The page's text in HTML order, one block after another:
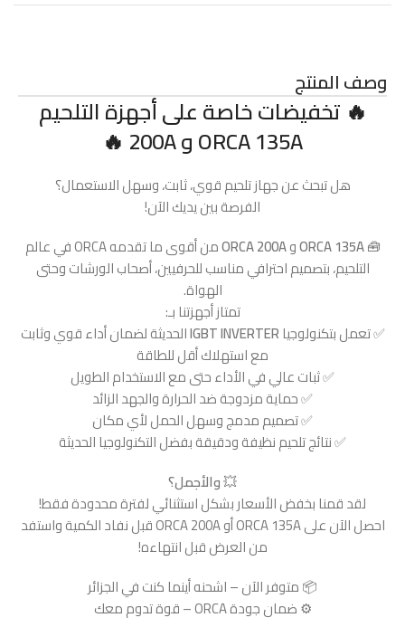
وصف المنتج
🔥 تخفيضات خاصة على أجهزة التلحيم
ORCA 135A و 200A 🔥
هل تبحث عن جهاز تلحيم قوي، ثابت، وسهل الاستعمال؟
الفرصة بين يديك الآن!
🧰
ORCA 135AوORCA 200A
من أقوى ما تقدمه ORCA في عالم
التلحيم، بتصميم احترافي مناسب للحرفيين، أصحاب الورشات وحتى
الهواة.
تمتاز أجهزتنا بـ:
✅ تعمل بتكنولوجياIGBT INVERTERالحديثة لضمان أداء قوي وثابت
مع استهلاك أقل للطاقة
✅ ثبات عالي في الأداء حتى مع الاستخدام الطويل
✅ حماية مزدوجة ضد الحرارة والجهد الزائد
✅ تصميم مدمج وسهل الحمل لأي مكان
✅ نتائج تلحيم نظيفة ودقيقة بفضل التكنولوجيا الحديثة
💥والأجمل؟
لقد قمنا بخفض الأسعار بشكل استثنائي لفترة محدودة فقط!
احصل الآن على ORCA 135A أو ORCA 200A قبل نفاد الكمية واستفد
من العرض قبل انتهاءه!
📦 متوفر الآن – اشحنه أينما كنت في الجزائر
⚙️ ضمان جودة ORCA – قوة تدوم معك